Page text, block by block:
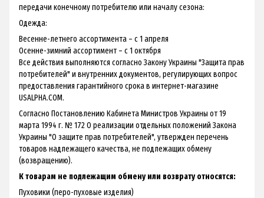
передачи конечному потребителю или началу сезона:
Одежда:
Весенне-летнего ассортимента – с 1 апреля
Осенне-зимний ассортимент – с 1 октября
Все действия выполняются согласно Закону Украины "Защита прав
потребителей" и внутренних документов, регулирующих вопрос
предоставления гарантийного срока в интернет-магазине
USALPHA.COM.
Согласно Постановлению Кабинета Министров Украины от 19
марта 1994 г. № 172 О реализации отдельных положений Закона
Украины "О защите прав потребителей", утвержден перечень
товаров надлежащего качества, не подлежащих обмену
(возвращению).
К товарам не подлежащим обмену или возврату относятся:
Пуховики (перо-пуховые изделия)